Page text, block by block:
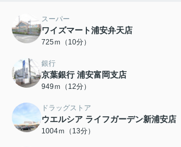
スーパー
ワイズマート浦安弁天店
725ｍ（10分）
銀行
京葉銀行 浦安富岡支店
949ｍ（12分）
ドラッグストア
ウエルシア ライフガーデン新浦安店
1004ｍ（13分）